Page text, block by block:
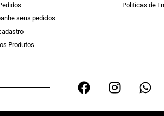
seus pedidos
Produtos
Politicas de